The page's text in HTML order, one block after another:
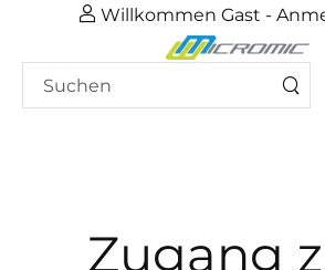
Willkommen Gast -
Zugang